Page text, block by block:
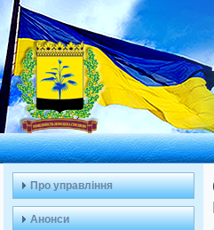
Про управління
Анонси